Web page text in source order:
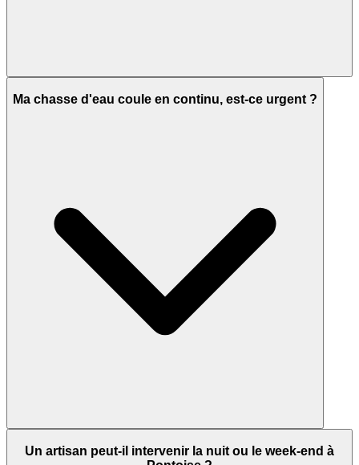
Ma chasse d'eau coule en continu, est-ce urgent ?
Un artisan peut-il intervenir la nuit ou le week-end à